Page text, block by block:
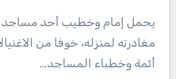
يحمل إمام وخطيب أحد مساجد عدن، كفنه معه عند
مغادرته لمنزله، خوفا من
أئمة وخطباء المساجد…